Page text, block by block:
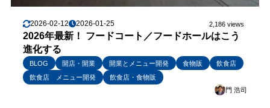
2026-02-12 2026-01-25 2,186 views
2026年最新！ フードコート／フードホールはこう
進化する
BLOG 開店・開業 開業とメニュー開発 食物販
飲食店
飲食店 メニュー開発
飲食店・食物販
門 浩司